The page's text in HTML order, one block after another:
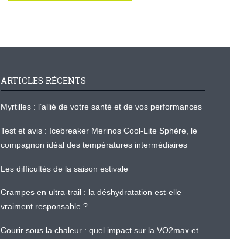
ARTICLES RÉCENTS
Myrtilles : l’allié de votre santé et de vos performances
Test et avis : Icebreaker Merinos Cool-Lite Sphère, le
compagnon idéal des températures intermédiaires
Les difficultés de la saison estivale
Crampes en ultra-trail : la déshydratation est-elle
vraiment responsable ?
Courir sous la chaleur : quel impact sur la VO2max et